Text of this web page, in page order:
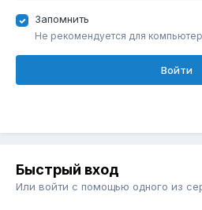
Запомнить
Не рекомендуется для
Войти
Быстрый вход
Или войти с помощью одного из